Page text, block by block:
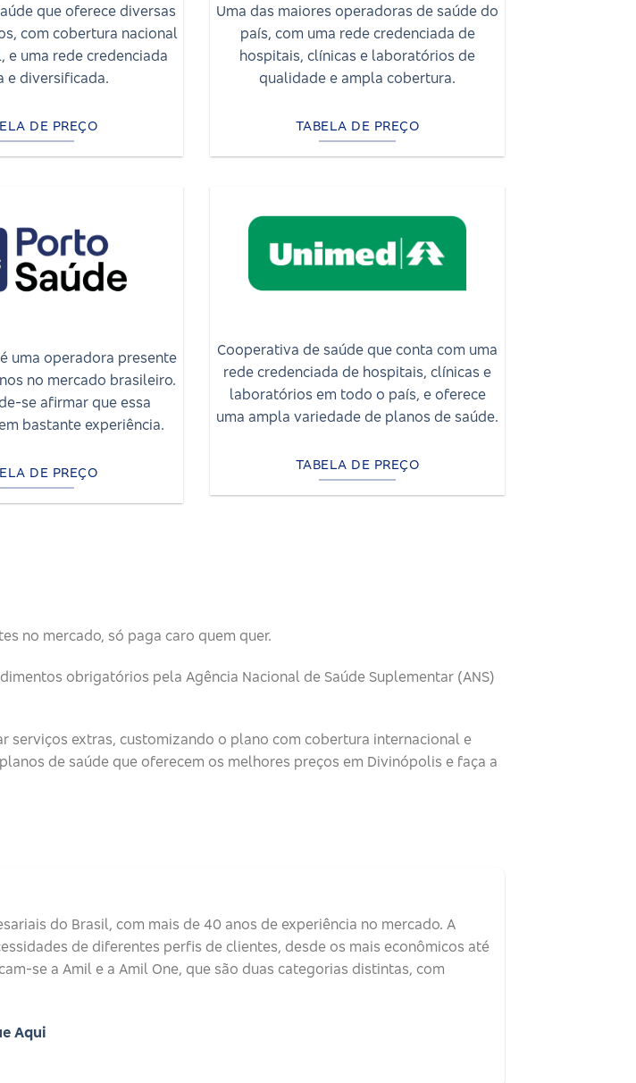
que oferece diversas
com cobertura nacional
e uma rede credenciada
e diversificada.
DE PREÇO
Uma das maiores operadoras de saúde do
país, com uma rede credenciada de
hospitais, clínicas e laboratórios de
qualidade e ampla cobertura.
TABELA DE PREÇO
uma operadora presente
no mercado brasileiro.
se afirmar que essa
bastante experiência.
DE PREÇO
Cooperativa de saúde que conta com uma
rede credenciada de hospitais, clínicas e
laboratórios em todo o país, e oferece
uma ampla variedade de planos de saúde.
TABELA DE PREÇO
no mercado, só paga caro quem quer.
obrigatórios pela Agência Nacional de Saúde Suplementar (ANS)
serviços extras, customizando o plano com cobertura internacional e
de saúde que oferecem os melhores preços em Divinópolis e faça a
do Brasil, com mais de 40 anos de experiência no mercado. A
de diferentes perfis de clientes, desde os mais econômicos até
se a Amil e a Amil One, que são duas categorias distintas, com
Aqui